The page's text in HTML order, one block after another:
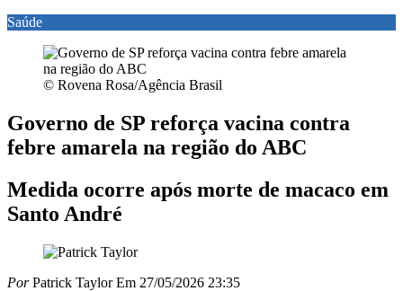
Saúde
© Rovena Rosa/Agência Brasil
Governo de SP reforça vacina contra
febre amarela na região do ABC
Medida ocorre após morte de macaco em
Santo André
PorPatrick Taylor Em 27/05/2026 23:35